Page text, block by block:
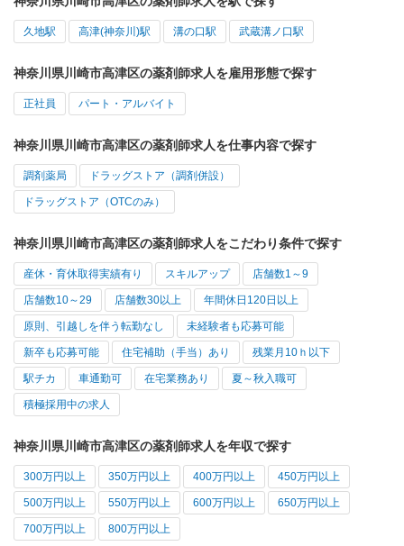
久地駅 高津(神奈川)駅 溝の口駅 武蔵溝ノ口駅
神奈川県川崎市高津区の薬剤師求人を雇用形態で探す
正社員 パート・アルバイト
神奈川県川崎市高津区の薬剤師求人を仕事内容で探す
調剤薬局 ドラッグストア（調剤併設）
ドラッグストア（OTCのみ）
神奈川県川崎市高津区の薬剤師求人をこだわり条件で探す
産休・育休取得実績有り スキルアップ 店舗数1～9
店舗数10～29 店舗数30以上 年間休日120日以上
原則、引越しを伴う転勤なし 未経験者も応募可能
新卒も応募可能 住宅補助（手当）あり 残業月10ｈ以下
駅チカ 車通勤可 在宅業務あり 夏～秋入職可
積極採用中の求人
神奈川県川崎市高津区の薬剤師求人を年収で探す
300万円以上 350万円以上 400万円以上 450万円以上
500万円以上 550万円以上 600万円以上 650万円以上
700万円以上 800万円以上